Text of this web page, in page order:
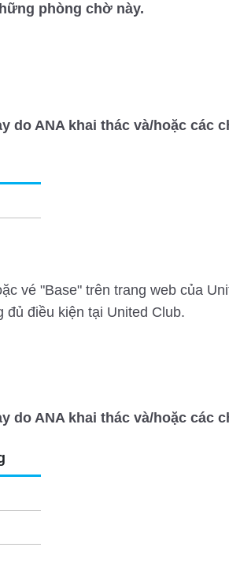
phòng chờ này.
do ANA khai thác và/hoặc các
vé "Base" trên trang web của
điều kiện tại United Club.
do ANA khai thác và/hoặc các